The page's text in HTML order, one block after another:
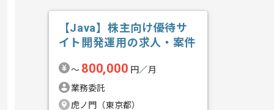
【Java】株主向け優待サ
イト開発運用の求人・案件
〜 800,000 円／月
業務委託
虎ノ門（東京都）